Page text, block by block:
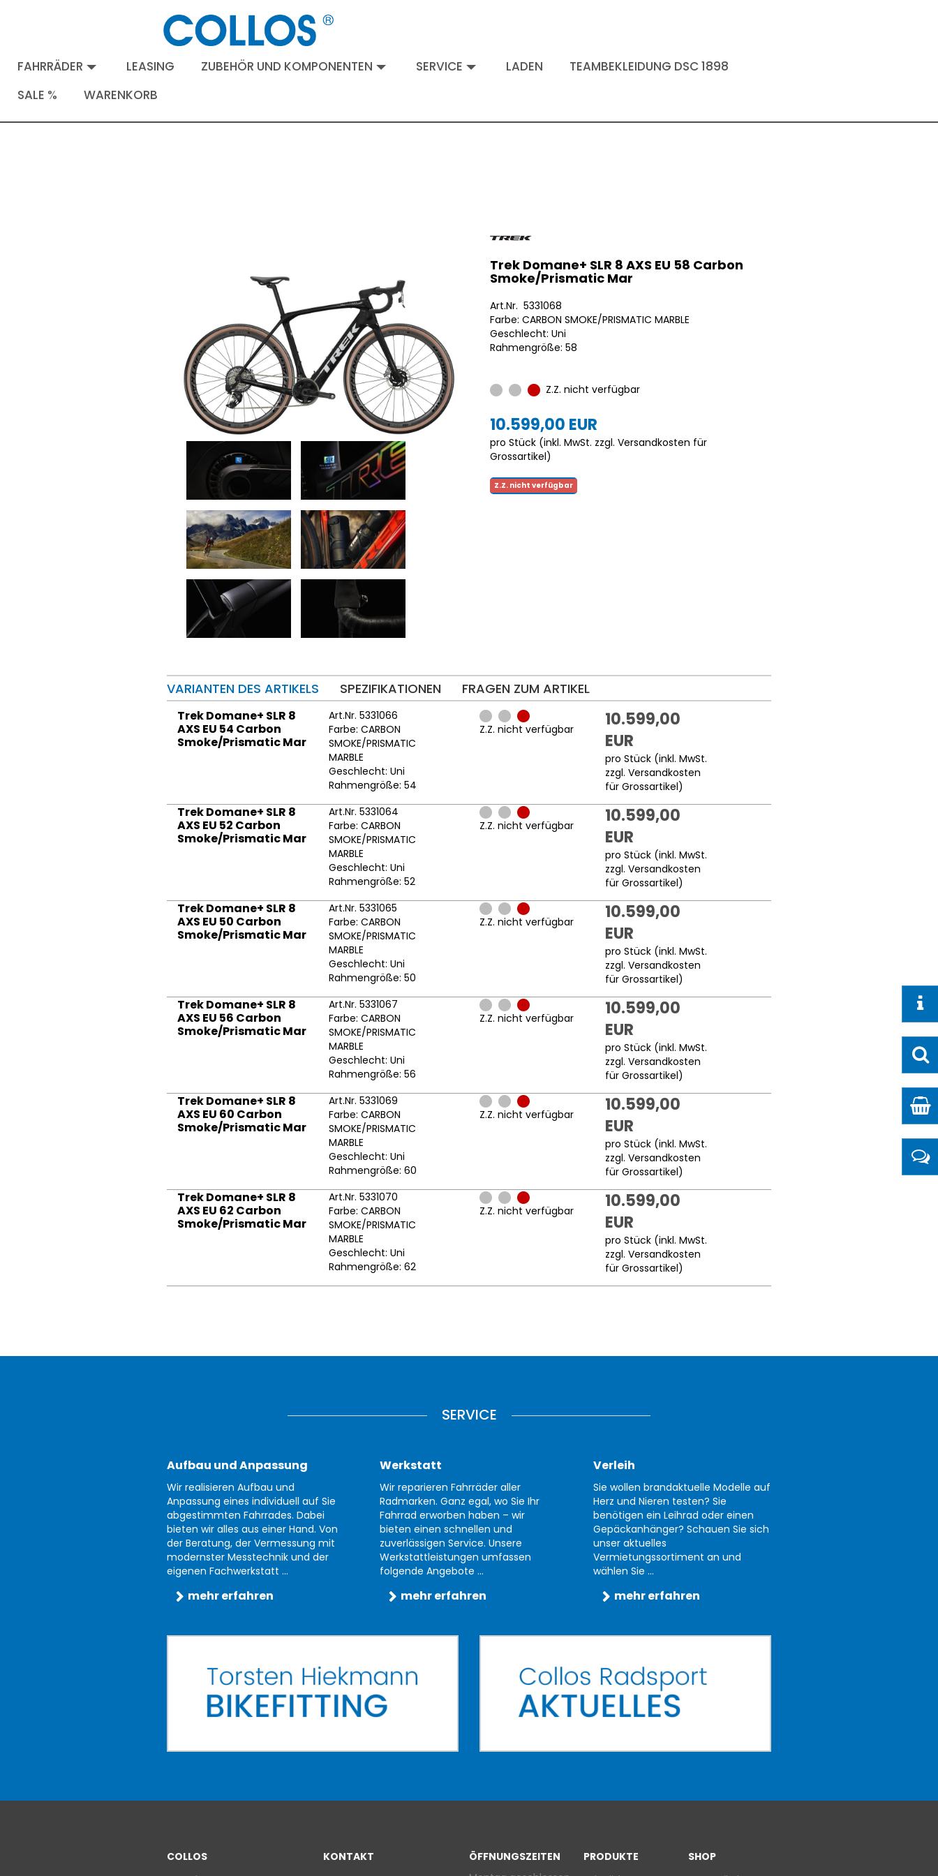
FAHRRÄDER LEASING ZUBEHÖR UND KOMPONENTEN SERVICE LADEN
TEAMBEKLEIDUNG DSC 1898
SALE %
WARENKORB
Trek Domane+ SLR 8 AXS EU 58 Carbon
Smoke/Prismatic Mar
Art.Nr. 5331068
Farbe: CARBON SMOKE/PRISMATIC MARBLE
Geschlecht: Uni
Rahmengröße: 58
Z.Z. nicht verfügbar
10.599,00 EUR
pro Stück (inkl. MwSt. zzgl. Versandkosten für
Grossartikel)
Z.Z. nicht verfügbar
VARIANTEN DES ARTIKELS SPEZIFIKATIONEN FRAGEN ZUM ARTIKEL
Trek Domane+ SLR 8
AXS EU 54 Carbon
Smoke/Prismatic Mar
Art.Nr. 5331066
Farbe: CARBON
SMOKE/PRISMATIC
MARBLE
Geschlecht: Uni
Rahmengröße: 54
Z.Z. nicht verfügbar
10.599,00
EUR
pro Stück (inkl. MwSt.
zzgl.Versandkosten
für Grossartikel)
Trek Domane+ SLR 8
AXS EU 52 Carbon
Smoke/Prismatic Mar
Art.Nr. 5331064
Farbe: CARBON
SMOKE/PRISMATIC
MARBLE
Geschlecht: Uni
Rahmengröße: 52
Z.Z. nicht verfügbar
10.599,00
EUR
pro Stück (inkl. MwSt.
zzgl.Versandkosten
für Grossartikel)
Trek Domane+ SLR 8
AXS EU 50 Carbon
Smoke/Prismatic Mar
Art.Nr. 5331065
Farbe: CARBON
SMOKE/PRISMATIC
MARBLE
Geschlecht: Uni
Rahmengröße: 50
Z.Z. nicht verfügbar
10.599,00
EUR
pro Stück (inkl. MwSt.
zzgl.Versandkosten
für Grossartikel)
Trek Domane+ SLR 8
AXS EU 56 Carbon
Smoke/Prismatic Mar
Art.Nr. 5331067
Farbe: CARBON
SMOKE/PRISMATIC
MARBLE
Geschlecht: Uni
Rahmengröße: 56
Z.Z. nicht verfügbar
10.599,00
EUR
pro Stück (inkl. MwSt.
zzgl.Versandkosten
für Grossartikel)
Trek Domane+ SLR 8
AXS EU 60 Carbon
Smoke/Prismatic Mar
Art.Nr. 5331069
Farbe: CARBON
SMOKE/PRISMATIC
MARBLE
Geschlecht: Uni
Rahmengröße: 60
Z.Z. nicht verfügbar
10.599,00
EUR
pro Stück (inkl. MwSt.
zzgl.Versandkosten
für Grossartikel)
Trek Domane+ SLR 8
AXS EU 62 Carbon
Smoke/Prismatic Mar
Art.Nr. 5331070
Farbe: CARBON
SMOKE/PRISMATIC
MARBLE
Geschlecht: Uni
Rahmengröße: 62
Z.Z. nicht verfügbar
10.599,00
EUR
pro Stück (inkl. MwSt.
zzgl.Versandkosten
für Grossartikel)
SERVICE
Aufbau und Anpassung
Wir realisieren Aufbau und
Anpassung eines individuell auf Sie
abgestimmten Fahrrades. Dabei
bieten wir alles aus einer Hand. Von
der Beratung, der Vermessung mit
modernster Messtechnik und der
eigenen Fachwerkstatt ...
mehr erfahren
Werkstatt
Wir reparieren Fahrräder aller
Radmarken. Ganz egal, wo Sie Ihr
Fahrrad erworben haben – wir
bieten einen schnellen und
zuverlässigen Service. Unsere
Werkstattleistungen umfassen
folgende Angebote ...
mehr erfahren
Verleih
Sie wollen brandaktuelle Modelle auf
Herz und Nieren testen? Sie
benötigen ein Leihrad oder einen
Gepäckanhänger? Schauen Sie sich
unser aktuelles
Vermietungssortiment an und
wählen Sie ...
mehr erfahren
COLLOS
KONTAKT
ÖFFNUNGSZEITEN
PRODUKTE
SHOP